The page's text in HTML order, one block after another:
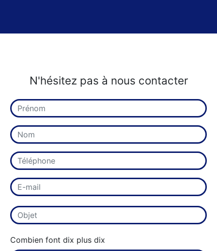
N'hésitez pas à nous contacter
Combien font dix plus dix